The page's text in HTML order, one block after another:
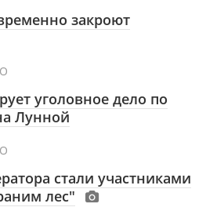
закроют
уголовное дело по
Лунной
стали участниками
лес"